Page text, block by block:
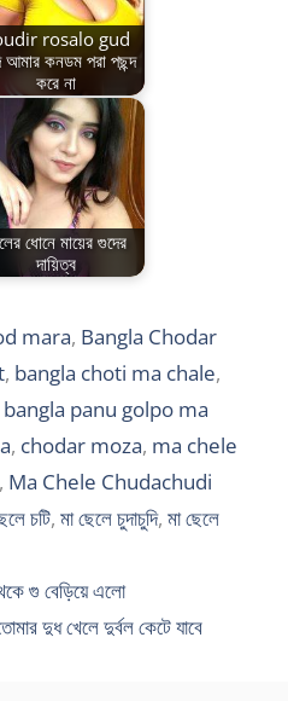
rosalo gud
আমার কনডম পরা পছন্দ
করে না
ধোনে মায়ের গুদের
দায়িত্ব
mara, Bangla Chodar
, bangla choti ma chale,
bangla panu golpo ma
, chodar moza, ma chele
, Ma Chele Chudachudi
চটি, মা ছেলে চুদাচুদি, মা ছেলে
গু বেড়িয়ে এলো
দুধ খেলে দুর্বল কেটে যাবে